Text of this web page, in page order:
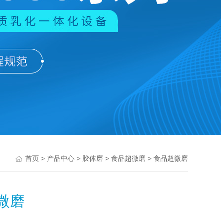
首页> 产品中心> 胶体磨 > 食品超微磨 > 食品超微磨
磨